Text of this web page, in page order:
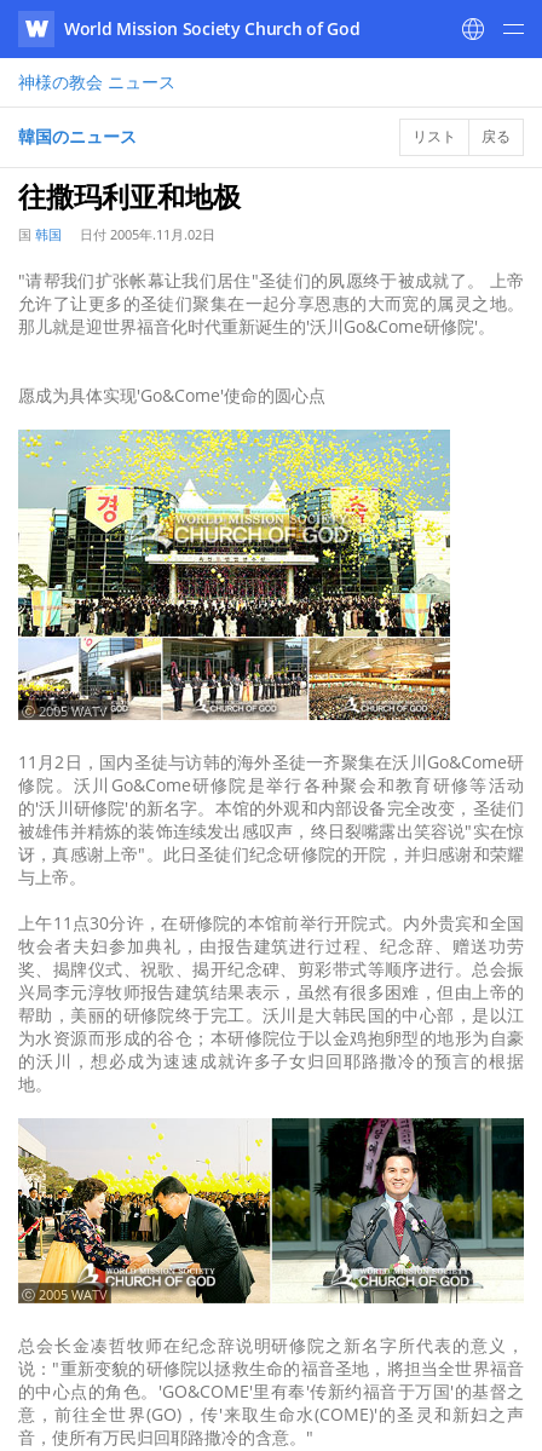
WATV
World Mission Society Church of God
神様の教会 ニュース
韓国のニュース リスト 戻る
往撒玛利亚和地极
国 韩国 日付 2005年.11月.02日
"请帮我们扩张帐幕让我们居住"圣徒们的夙愿终于被成就了。 上帝
允许了让更多的圣徒们聚集在一起分享恩惠的大而宽的属灵之地。
那儿就是迎世界福音化时代重新诞生的'沃川Go&Come研修院'。
愿成为具体实现'Go&Come'使命的圆心点
ⓒ 2005 WATV
11月2日，国内圣徒与访韩的海外圣徒一齐聚集在沃川Go&Come研
修院。沃川Go&Come研修院是举行各种聚会和教育研修等活动
的'沃川研修院'的新名字。本馆的外观和内部设备完全改变，圣徒们
被雄伟并精炼的装饰连续发出感叹声，终日裂嘴露出笑容说"实在惊
讶，真感谢上帝"。此日圣徒们纪念研修院的开院，并归感谢和荣耀
与上帝。
上午11点30分许，在研修院的本馆前举行开院式。内外贵宾和全国
牧会者夫妇参加典礼，由报告建筑进行过程、纪念辞、赠送功劳
奖、揭牌仪式、祝歌、揭开纪念碑、剪彩带式等顺序进行。总会振
兴局李元淳牧师报告建筑结果表示，虽然有很多困难，但由上帝的
帮助，美丽的研修院终于完工。沃川是大韩民国的中心部，是以江
为水资源而形成的谷仓；本研修院位于以金鸡抱卵型的地形为自豪
的沃川，想必成为速速成就许多子女归回耶路撒冷的预言的根据
地。
ⓒ 2005 WATV
总会长金凑哲牧师在纪念辞说明研修院之新名字所代表的意义，
说："重新变貌的研修院以拯救生命的福音圣地，將担当全世界福音
的中心点的角色。'GO&COME'里有奉'传新约福音于万国'的基督之
意，前往全世界(GO)，传'来取生命水(COME)'的圣灵和新妇之声
音，使所有万民归回耶路撒冷的含意。"